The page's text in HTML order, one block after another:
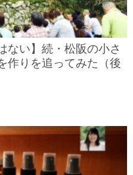
ない】続・松阪の小さ
作りを追ってみた（後